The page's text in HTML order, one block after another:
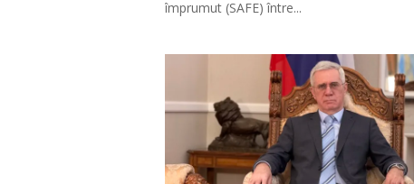
împrumut (SAFE) între...